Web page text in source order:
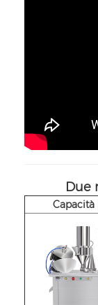
Due
Capacità